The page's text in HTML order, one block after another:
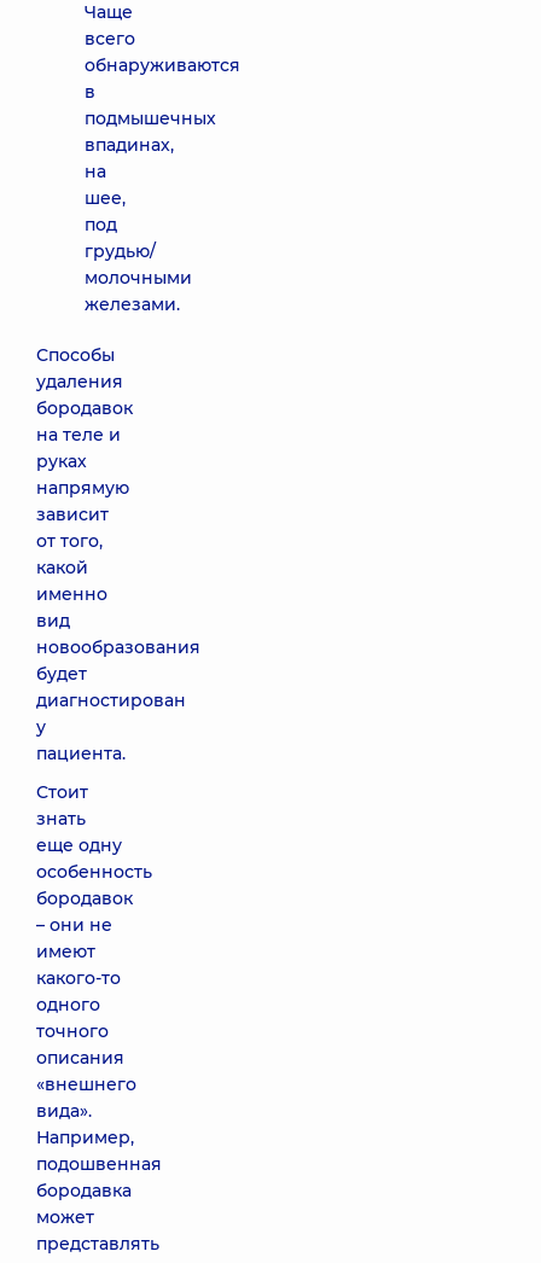
Чаще
всего
обнаруживаются
в
подмышечных
впадинах,
на
шее,
под
грудью/
молочными
железами.
Способы
удаления
бородавок
на теле и
руках
напрямую
зависит
от того,
какой
именно
вид
новообразования
будет
диагностирован
у
пациента.
Стоит
знать
еще одну
особенность
бородавок
– они не
имеют
какого-то
одного
точного
описания
«внешнего
вида».
Например,
подошвенная
бородавка
может
представлять